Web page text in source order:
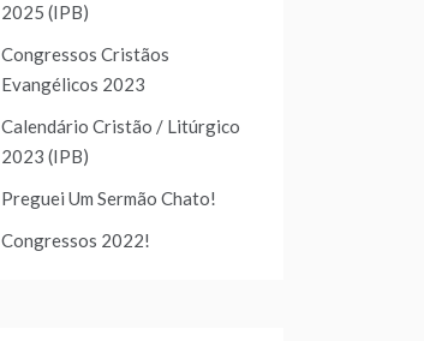
2025 (IPB)
Congressos Cristãos
Evangélicos 2023
Calendário Cristão / Litúrgico
2023 (IPB)
Preguei Um Sermão Chato!
Congressos 2022!